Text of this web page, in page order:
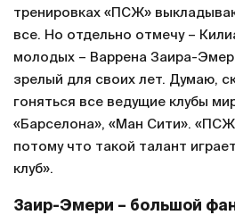
тренировках «ПСЖ»
все. Но отдельно отмечу –
молодых – Варрена Заира-
зрелый для своих лет. Думаю,
гоняться все ведущие клубы
«Барселона», «Ман Сити».
потому что такой талант
клуб».
Заир-Эмери – большой